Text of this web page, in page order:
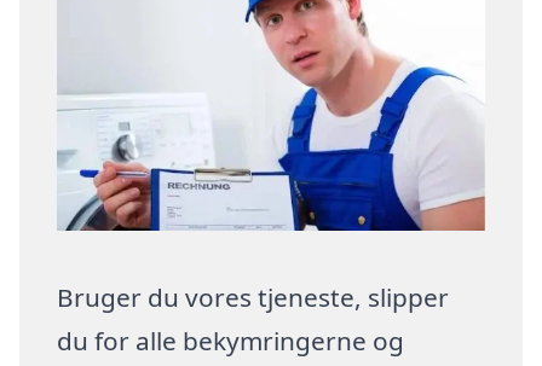
Bruger du vores tjeneste, slipper
du for alle bekymringerne og